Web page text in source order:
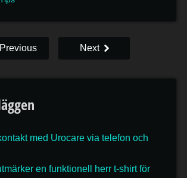
Previous Next
med Urocare via telefon och
en funktionell herr t-shirt för